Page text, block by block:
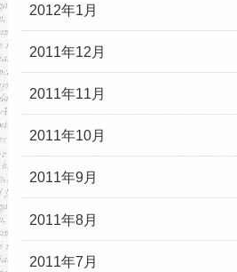
2012年1月
2011年12月
2011年11月
2011年10月
2011年9月
2011年8月
2011年7月